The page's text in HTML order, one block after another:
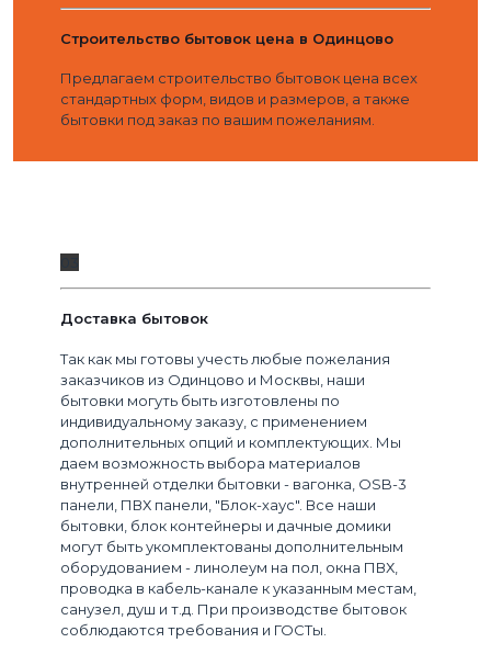
Строительство бытовок цена в Одинцово
Предлагаем строительство бытовок цена всех
стандартных форм, видов и размеров, а также
бытовки под заказ по вашим пожеланиям.
Доставка бытовок
Так как мы готовы учесть любые пожелания
заказчиков из Одинцово и Москвы, наши
бытовки могуть быть изготовлены по
индивидуальному заказу, с применением
дополнительных опций и комплектующих. Мы
даем возможность выбора материалов
внутренней отделки бытовки - вагонка, OSB-3
панели, ПВХ панели, "Блок-хаус". Все наши
бытовки, блок контейнеры и дачные домики
могут быть укомплектованы дополнительным
оборудованием - линолеум на пол, окна ПВХ,
проводка в кабель-канале к указанным местам,
санузел, душ и т.д. При производстве бытовок
соблюдаются требования и ГОСТы.